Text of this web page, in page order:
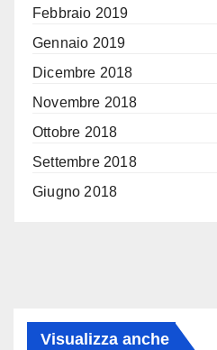
Febbraio 2019
Gennaio 2019
Dicembre 2018
Novembre 2018
Ottobre 2018
Settembre 2018
Giugno 2018
Visualizza anche